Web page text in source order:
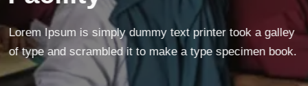
Lorem Ipsum is simply dummy text printer took a galley
of type and scrambled it to make a type specimen book.